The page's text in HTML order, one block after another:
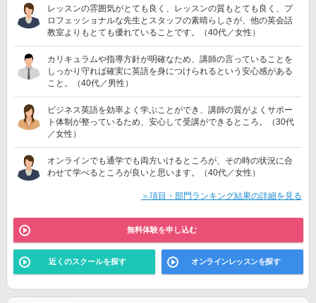
レッスンの雰囲気がとても良く、レッスンの質もとても良く、プ
ロフェッショナルな先生とスタッフの素晴らしさが、他の英会話
教室よりもとても優れていることです。（40代／女性）
カリキュラムや指導方針が明確なため、講師の言っていることを
しっかり守れば確実に英語を身につけられるという安心感がある
こと。（40代／男性）
ビジネス英語を効率よく学ぶことができ、講師の質がよくサポー
ト体制が整っているため、安心して受講ができるところ。（30代
／女性）
オンラインでも通学でも両方いけるところが、その時の状況に合
わせて学べるところが良いと思います。（40代／女性）
＞項目・部門ランキング結果の詳細を見る
無料体験を申し込む
近くのスクールを探す オンラインレッスンを探す